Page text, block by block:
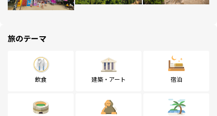
旅のテーマ
飲食 建築・アート 宿泊